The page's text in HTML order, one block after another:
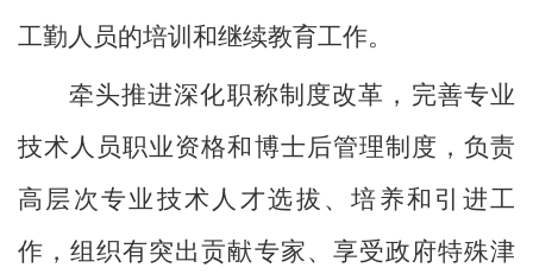
工勤人员的培训和继续教育工作。
牵头推进深化职称制度改革，完善专业
技术人员职业资格和博士后管理制度，负责
高层次专业技术人才选拔、培养和引进工
作，组织有突出贡献专家、享受政府特殊津